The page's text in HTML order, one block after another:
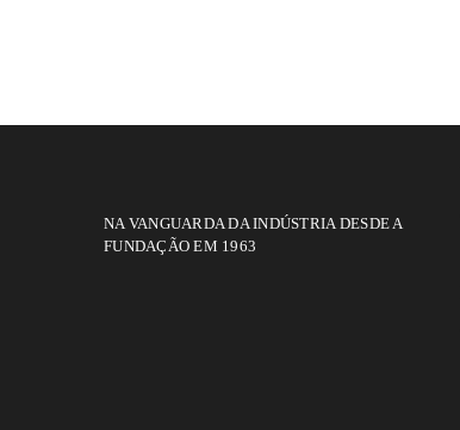
NA VANGUARDA DA INDÚSTRIA DESDE A
FUNDAÇÃO EM 1963